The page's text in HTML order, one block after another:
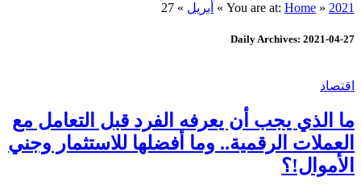
You are at: Home » 2021
» أبريل »
27
Daily Archives: 2021-04-27
اقتصاد
ما الذي يجب أن يعرفه الفرد قبل التعامل مع
العملات الرقمية.. وما أفضلها للاستثمار وجني
الأموال!؟